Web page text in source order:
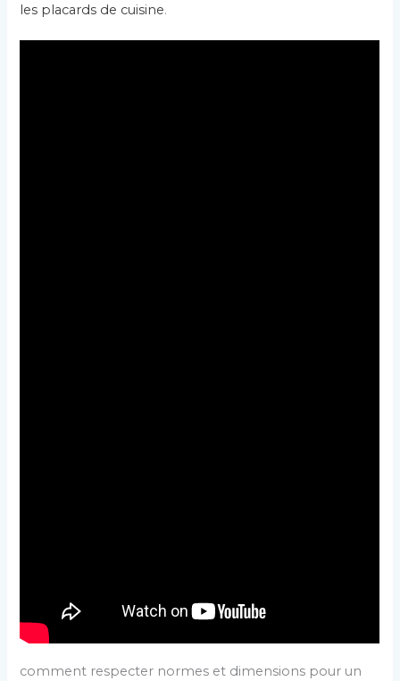
les placards de cuisine.
comment respecter normes et dimensions pour un